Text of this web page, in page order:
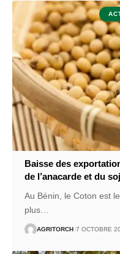
Baisse des
de l’anacarde et du
Au Bénin, le Coton est
plus
AGRITORCH 7 OCTOBRE